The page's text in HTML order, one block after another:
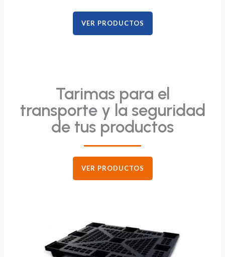
VER PRODUCTOS
Tarimas para el
transporte y la seguridad
de tus productos
VER PRODUCTOS